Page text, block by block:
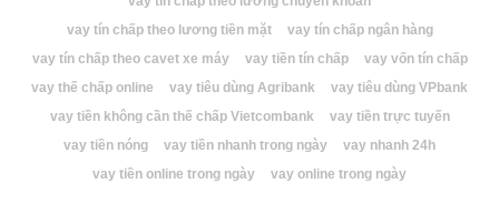
vay tín chấp theo lương tiền mặt
vay tín chấp ngân hàng
vay tín chấp theo cavet xe máy
vay tiền tín chấp
vay vốn tín chấp
vay thế chấp online
vay tiêu dùng Agribank
vay tiêu dùng VPbank
vay tiền không cần thế chấp Vietcombank
vay tiền trực tuyến
vay tiền nóng
vay tiền nhanh trong ngày
vay nhanh 24h
vay tiền online trong ngày
vay online trong ngày